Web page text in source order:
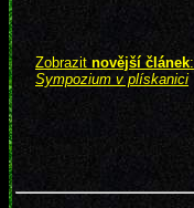
Zobrazitnovější článek:
Sympozium v plískanici